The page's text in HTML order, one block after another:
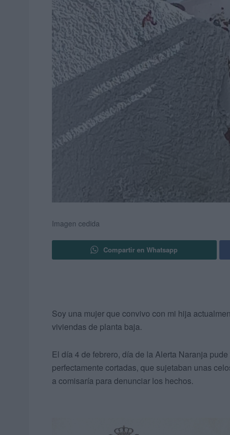
Imagen cedida
Compartir en Whatsapp
Soy una mujer que convivo con mi hija
viviendas de planta baja.
El día 4 de febrero, día de la Alerta Naranja
perfectamente cortadas, que sujetaban unas
a comisaría para denunciar los hechos.